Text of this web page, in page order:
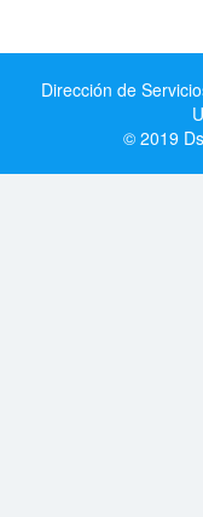
Dirección de
© 2019